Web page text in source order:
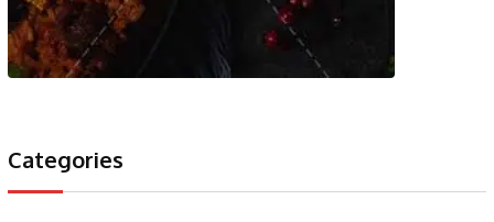
Categories